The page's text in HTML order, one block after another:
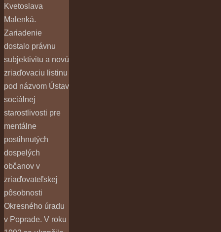
Kvetoslava
Malenká.
Zariadenie
dostalo právnu
subjektivitu a novú
zriaďovaciu listinu
pod názvom Ústav
sociálnej
starostlivosti pre
mentálne
postihnutých
dospelých
občanov v
zriaďovateľskej
pôsobnosti
Okresného úradu
v Poprade. V roku